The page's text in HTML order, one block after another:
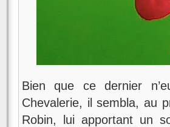
Bien que ce dernier
Chevalerie, il sembla, au
Robin, lui apportant un